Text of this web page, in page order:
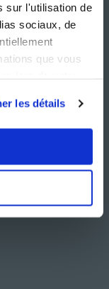
sur l'utilisation de
sociaux, de
que vous
les détails